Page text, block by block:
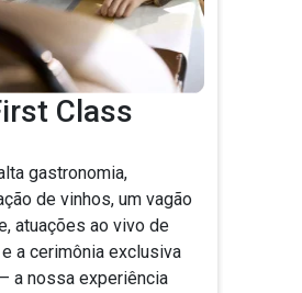
Class
gastronomia,
de vinhos, um vagão
atuações ao vivo de
a cerimônia exclusiva
a nossa experiência